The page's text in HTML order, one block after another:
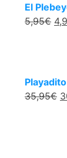
El
5,95€
35,95€